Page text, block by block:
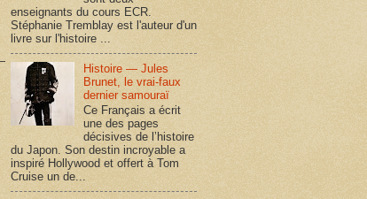
enseignants du cours ECR.
Stéphanie Tremblay est l'auteur d'un
livre sur l'histoire ...
Histoire — Jules
Brunet, le vrai-faux
dernier samouraï
Ce Français a écrit
une des pages
décisives de l’histoire
du Japon. Son destin incroyable a
inspiré Hollywood et offert à Tom
Cruise un de...